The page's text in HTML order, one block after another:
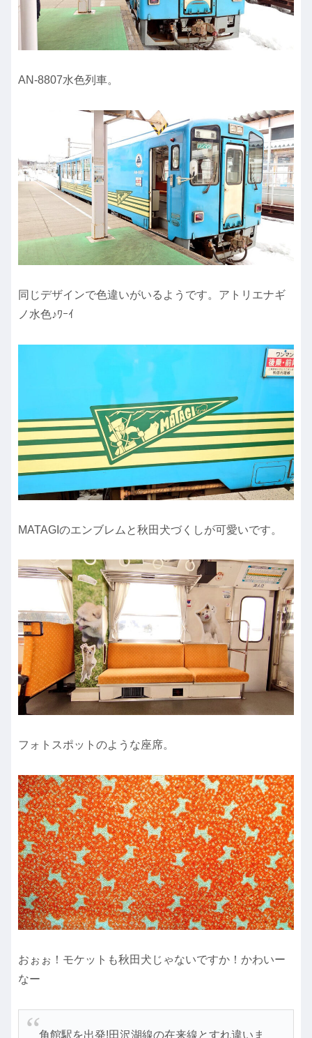
AN-8807水色列車。
同じデザインで色違いがいるようです。アトリエナギ
ノ水色♪ﾜｰｲ
MATAGIのエンブレムと秋田犬づくしが可愛いです。
フォトスポットのような座席。
おぉぉ！モケットも秋田犬じゃないですか！かわいー
なー
角館駅を出発!田沢湖線の在来線とすれ違いま